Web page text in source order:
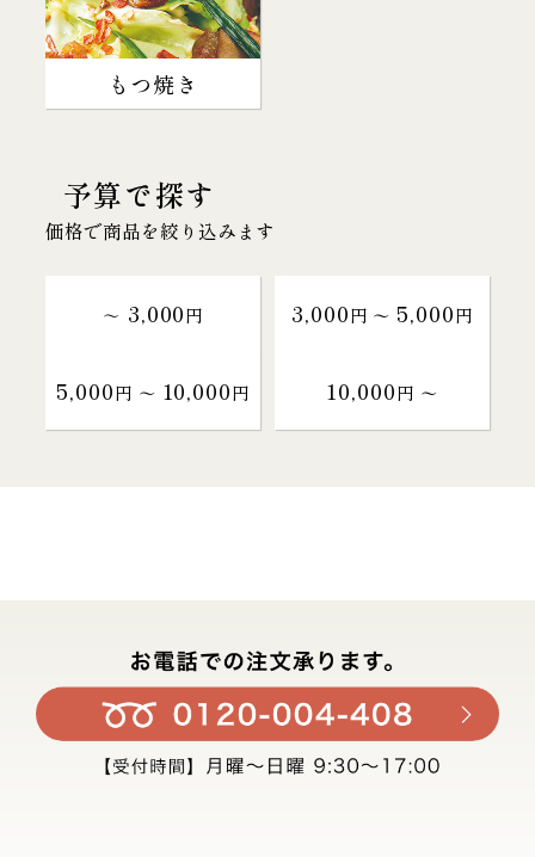
もつ焼き
予算で探す
価格で商品を絞り込みます
～ 3,000円 3,000円 〜 5,000円
5,000円 〜 10,000円 10,000円 〜